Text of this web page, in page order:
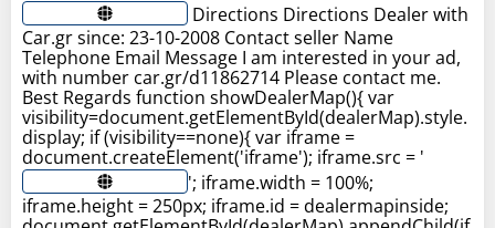
Directions Directions Dealer with
Car.gr since: 23-10-2008 Contact seller Name
Telephone Email Message I am interested in your ad,
with number car.gr/d11862714 Please contact me.
Best Regards function showDealerMap(){ var
visibility=document.getElementById(dealerMap).style.
display; if (visibility==none){ var iframe =
document.createElement('iframe'); iframe.src = '
'; iframe.width = 100%;
iframe.height = 250px; iframe.id = dealermapinside;